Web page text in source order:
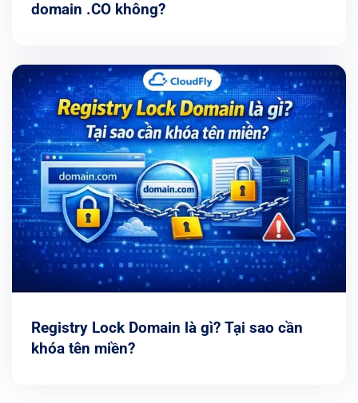
domain .CO không?
Registry Lock Domain là gì? Tại sao cần
khóa tên miền?